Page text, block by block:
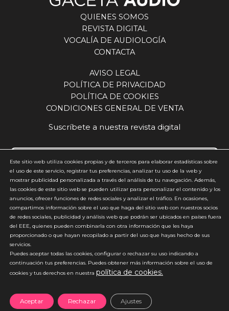
QUIENES SOMOS
REVISTA DIGITAL
VOCALÍA DE AUDIOLOGÍA
CONTACTA
AVISO LEGAL
POLÍTICA DE PRIVACIDAD
POLÍTICA DE COOKIES
CONDICIONES GENERAL DE VENTA
Suscríbete a nuestra revista digital
Acepto y estoy de acuerdo con lapolítica de privacidad(requerido)
*
*No enviamos spam
Este sitio web utiliza cookies propias y de terceros para elaborar estadísticas sobre
el uso de este servicio, registrar tus preferencias, analizar tu uso de la web y
mostrar publicidad personalizada a través del análisis de tu navegación. Además,
las cookies de este sitio web se pueden utilizar para personalizar el contenido y los
anuncios, ofrecer funciones de redes sociales y analizar el tráfico. En ocasiones,
compartimos información sobre el uso que haga del sitio web con nuestros socios
de redes sociales, publicidad y análisis web que podrán ser ubicados en países fuera
del EEE, quienes pueden combinarla con otra información que les haya
proporcionado o que hayan recopilado a partir del uso que hayas hecho de sus
servicios.
Puedes aceptar todas las cookies, configurar o rechazar su uso indicando a
continuación tus preferencias. Puedes obtener más información sobre el uso de
cookies y tus derechos en nuestra política de cookies.
Aceptar Rechazar Ajustes